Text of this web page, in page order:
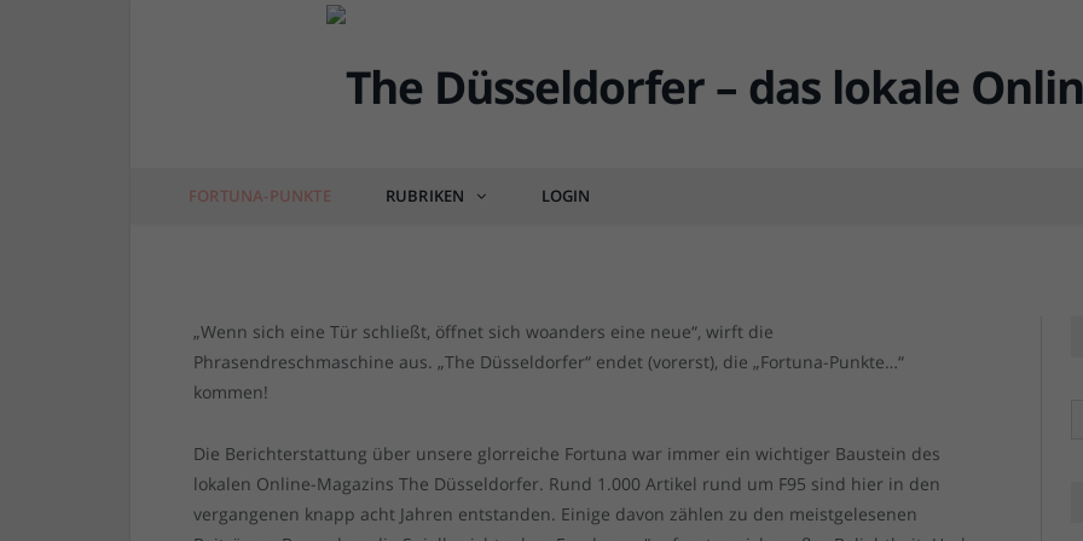
FORTUNA-PUNKTE RUBRIKEN LOGIN
Neu ab 9. Januar 2023: Unser F95-Blog „Fortuna-
„Wenn sich eine Tür schließt, öffnet sich woanders eine neue“, wirft die
Phrasendreschmaschine aus. „The Düsseldorfer“ endet (vorerst), die „Fortuna-Punkte…“
kommen!
Die Berichterstattung über unsere glorreiche Fortuna war immer ein wichtiger Baustein des
lokalen Online-Magazins The Düsseldorfer. Rund 1.000 Artikel rund um F95 sind hier in den
vergangenen knapp acht Jahren entstanden. Einige davon zählen zu den meistgelesenen